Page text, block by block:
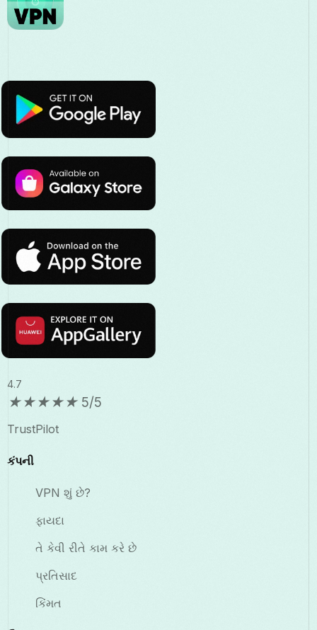
4.7
★★★★★ 5/5
TrustPilot
કંપની
VPN શું છે?
ફાયદા
તે કેવી રીતે કામ કરે છે
પ્રતિસાદ
કિંમત